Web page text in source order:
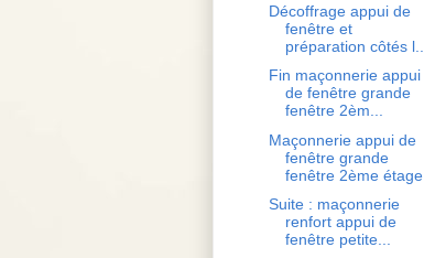
Décoffrage appui de
fenêtre et
préparation côtés l...
Fin maçonnerie appui
de fenêtre grande
fenêtre 2èm...
Maçonnerie appui de
fenêtre grande
fenêtre 2ème étage
Suite : maçonnerie
renfort appui de
fenêtre petite...